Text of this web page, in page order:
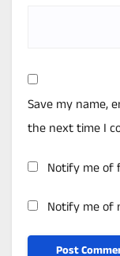
Save my name,
the next time I
Notify me of
Notify me of